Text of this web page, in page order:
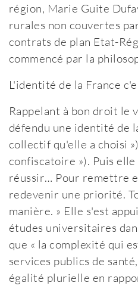
région, Marie Guite
rurales non couvertes
contrats de plan Etat-
commencé par la
L'identité de la France
Rappelant à bon droit le
défendu une identité de
collectif qu'elle a choisi
confiscatoire »). Puis
réussir… Pour remettre
redevenir une priorité.
manière. » Elle s'est
études universitaires
que « la complexité qui
services publics de
égalité plurielle en